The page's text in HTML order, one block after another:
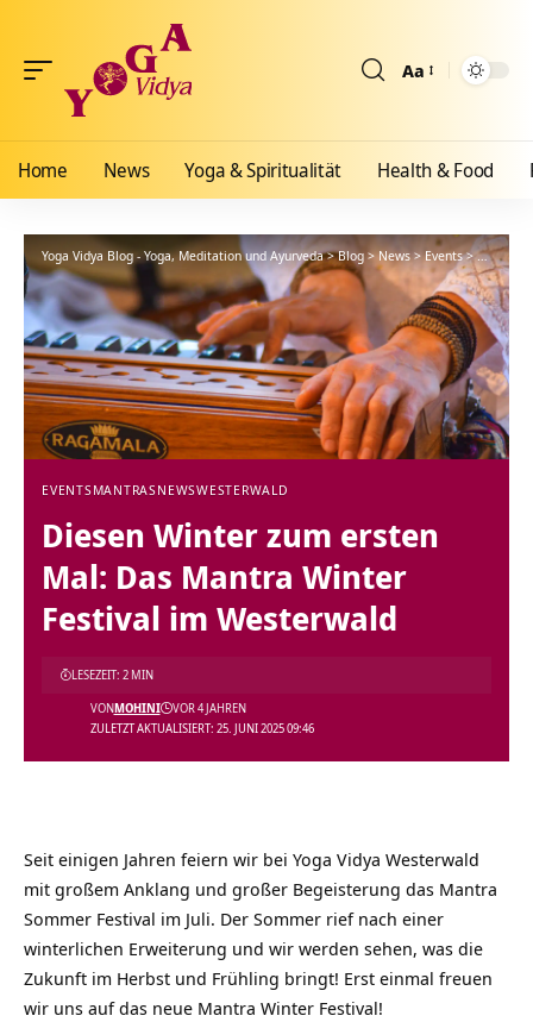
Aa
Home News Yoga & Spiritualität Health & Food
Yoga Vidya Blog - Yoga, Meditation und Ayurveda>Blog >News>Events>Diesen
EVENTSMANTRASNEWSWESTERWALD
Diesen Winter zum ersten
Mal: Das Mantra Winter
Festival im Westerwald
ZULETZT AKTUALISIERT: 25. JUNI 2025 09:46
VONMOHINI VOR 4 JAHREN
LESEZEIT: 2 MIN
Seit einigen Jahren feiern wir bei Yoga Vidya Westerwald
mit großem Anklang und großer Begeisterung das Mantra
Sommer Festival im Juli. Der Sommer rief nach einer
winterlichen Erweiterung und wir werden sehen, was die
Zukunft im Herbst und Frühling bringt! Erst einmal freuen
wir uns auf das neue Mantra Winter Festival!